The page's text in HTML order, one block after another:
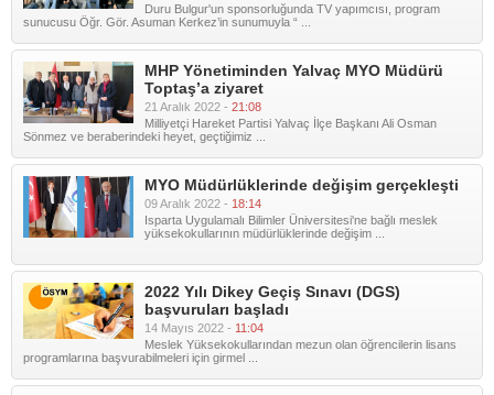
Duru Bulgur'un sponsorluğunda TV yapımcısı, program
sunucusu Öğr. Gör. Asuman Kerkez’in sunumuyla “ ...
MHP Yönetiminden Yalvaç MYO Müdürü
Toptaş’a ziyaret
21 Aralık 2022 - 21:08
Milliyetçi Hareket Partisi Yalvaç İlçe Başkanı Ali Osman
Sönmez ve beraberindeki heyet, geçtiğimiz ...
MYO Müdürlüklerinde değişim gerçekleşti
09 Aralık 2022 - 18:14
Isparta Uygulamalı Bilimler Üniversitesi'ne bağlı meslek
yüksekokullarının müdürlüklerinde değişim ...
2022 Yılı Dikey Geçiş Sınavı (DGS)
başvuruları başladı
14 Mayıs 2022 - 11:04
Meslek Yüksekokullarından mezun olan öğrencilerin lisans
programlarına başvurabilmeleri için girmel ...